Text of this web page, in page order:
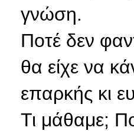
γνώση.
Ποτέ δεν
θα είχε να
επαρκής κι
Τι μάθαμε;